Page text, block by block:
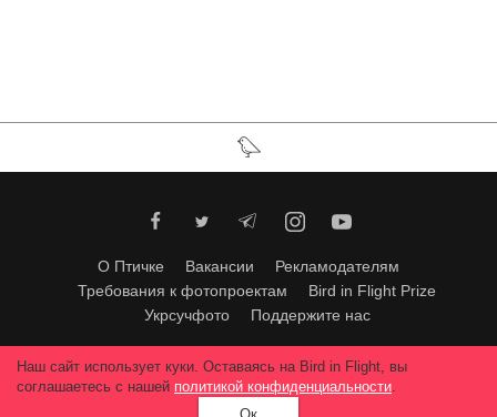
О Птичке Вакансии
Рекламодателям
Требования к фотопроектам
Bird in Flight Prize
Укрсучфото
Поддержите нас
Любое использование материалов допускается только с согласия
редакции.© 2026, Bird In Flight.
Все права защищены.
Наш сайт использует куки. Оставаясь на Bird in Flight, вы
соглашаетесь с нашей политикой конфиденциальности.